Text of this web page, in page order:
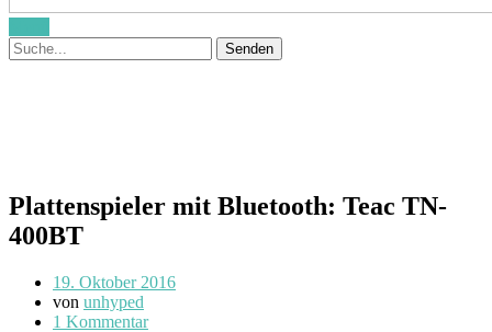
Plattenspieler mit Bluetooth: Teac TN-
400BT
19. Oktober 2016
von unhyped
1 Kommentar